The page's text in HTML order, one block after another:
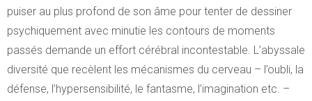
puiser au plus profond de son âme pour tenter de dessiner
psychiquement avec minutie les contours de moments
passés demande un effort cérébral incontestable. L’abyssale
diversité que recèlent les mécanismes du cerveau – l’oubli, la
défense, l’hypersensibilité, le fantasme, l’imagination etc. –